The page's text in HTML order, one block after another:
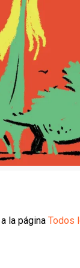
la páginaTodos